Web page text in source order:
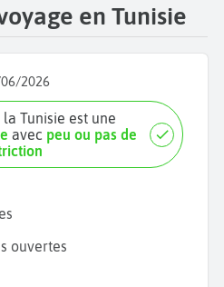
en Tunisie
2026
avec peu ou pas de
ouvertes